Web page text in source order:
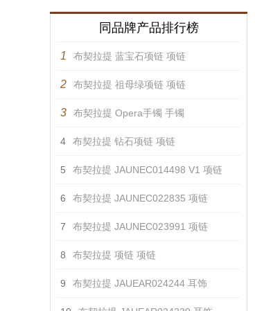
同品牌产品排行榜
1 布契拉提 蓝宝石项链 项链
2 布契拉提 祖母绿项链 项链
3 布契拉提 Opera手镯 手镯
4 布契拉提 钻石项链 项链
5 布契拉提 JAUNEC014498 V1 项链
6 布契拉提 JAUNEC022835 项链
7 布契拉提 JAUNEC023991 项链
8 布契拉提 项链 项链
9 布契拉提 JAUEAR024244 耳饰